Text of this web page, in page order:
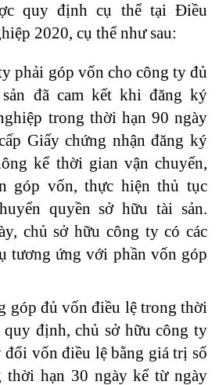
quy định cụ thể tại Điều
2020, cụ thể như sau:
phải góp vốn cho công ty đủ
đã cam kết khi đăng ký
trong thời hạn 90 ngày
Giấy chứng nhận đăng ký
kể thời gian vận chuyển,
góp vốn, thực hiện thủ tục
quyền sở hữu tài sản.
chủ sở hữu công ty có các
tương ứng với phần vốn góp
góp đủ vốn điều lệ trong thời
quy định, chủ sở hữu công ty
vốn điều lệ bằng giá trị số
thời hạn 30 ngày kể từ ngày